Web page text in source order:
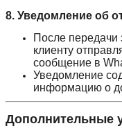
8. Уведомление об
После передачи
клиенту
сообщение в
Уведомление
информацию о
Дополнительные